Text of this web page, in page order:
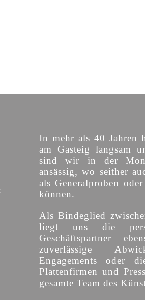
In mehr als 40 Jahren
am Gasteig langsam
sind wir in der
ansässig, wo seither
als Generalproben
können.
Als Bindeglied
liegt uns die
Geschäftspartner
zuverlässige
Engagements oder
Plattenfirmen und
gesamte Team des